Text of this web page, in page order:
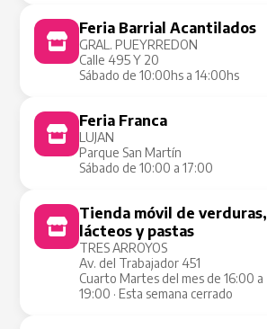
Feria Barrial Acantilados
GRAL. PUEYRREDON
Calle 495 Y 20
Sábado de 10:00hs a 14:00hs
Feria Franca
LUJAN
Parque San Martín
Sábado de 10:00 a 17:00
Tienda móvil de verduras,
lácteos y pastas
TRES ARROYOS
Av. del Trabajador 451
Cuarto Martes del mes de 16:00 a
19:00 · Esta semana cerrado